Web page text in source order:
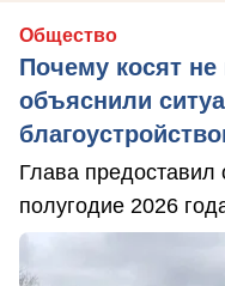
Общество
Почему косят
объяснили
Глава предоставил
полугодие 2026